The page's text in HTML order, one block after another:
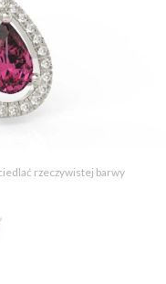
rzeczywistej barwy